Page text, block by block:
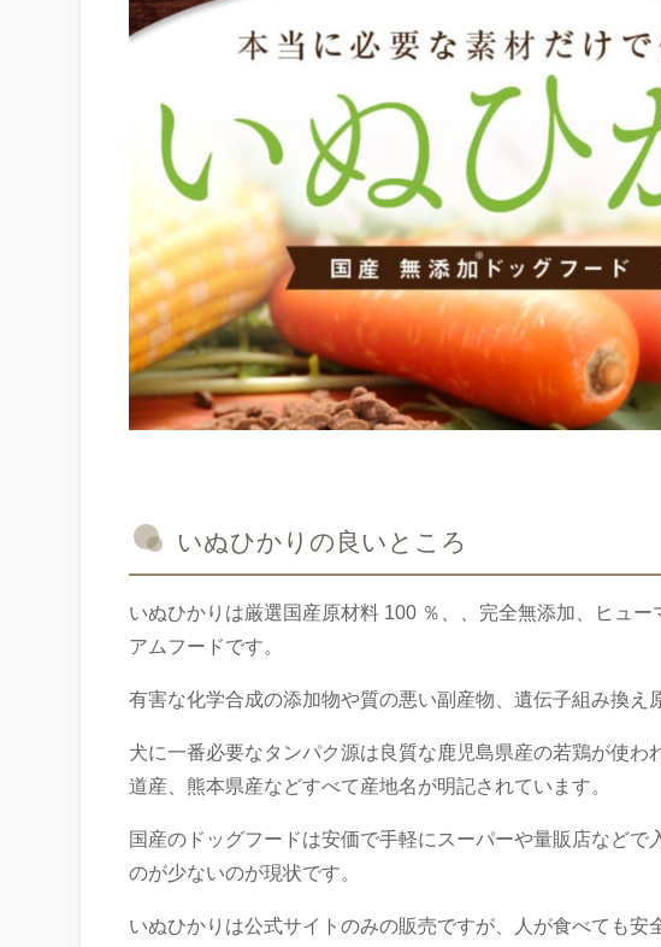
いぬひかりの良いところ
いぬひかりは厳選国産原材料 100 ％、、完全無添加、ヒュ
アムフードです。
有害な化学合成の添加物や質の悪い副産物、遺伝子組み換え
犬に一番必要なタンパク源は良質な鹿児島県産の若鶏が使
道産、熊本県産などすべて産地名が明記されています。
国産のドッグフードは安価で手軽にスーパーや量販店など
のが少ないのが現状です。
いぬひかりは公式サイトのみの販売ですが、人が食べても安